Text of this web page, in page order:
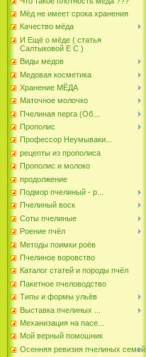
Мёд не имеет срока хранения
Качество мёда
И Ещё о мёде ( статья
Салтыковой Е С )
Виды медов
Медовая косметика
Хранение МЁДА
Маточное молочко
Пчелиная перга (Об...
Прополис
Профессор Неумываки...
рецепты из прополиса
Прополис и молоко
продолжение
Подмор пчелиный - р...
Пчелиный воск
Соты пчелиные
Роение пчёл
Методы поимки роёв
Пчелиное воровство
Каталог статей и породы пчёл
Пакетное пчеловодство
Типы и формы ульёв
Выставка пчелиных ...
Механизация на пасе...
Мой верный помошник
Осенняя ревизия пчелиных семей